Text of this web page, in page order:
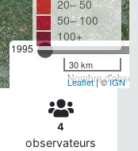
1995
Nombre
20– 50
50– 100
100+
30 km
Leaflet| ©IGN
4
observateurs